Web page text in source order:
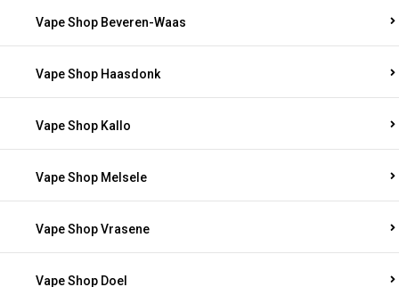
Vape Shop Beveren-Waas
Vape Shop Haasdonk
Vape Shop Kallo
Vape Shop Melsele
Vape Shop Vrasene
Vape Shop Doel